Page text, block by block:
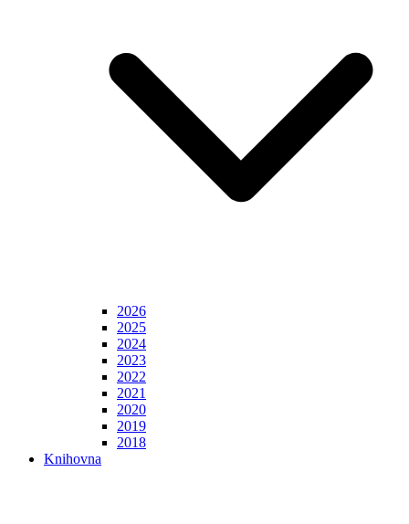
2026
2025
2024
2023
2022
2021
2020
2019
2018
Knihovna